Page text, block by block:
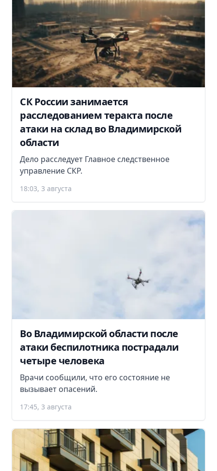
СК России занимается
расследованием теракта после
атаки на склад во Владимирской
области
Дело расследует Главное следственное
управление СКР.
18:03, 3 августа
Во Владимирской области после
атаки беспилотника пострадали
четыре человека
Врачи сообщили, что его состояние не
вызывает опасений.
17:45, 3 августа